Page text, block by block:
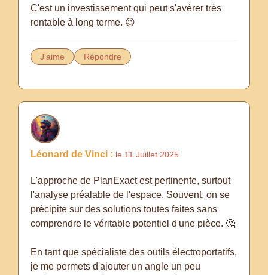
C'est un investissement qui peut s'avérer très
rentable à long terme. 😉
J'aime Répondre
Léonard de Vinci : le 11 Juillet 2025
L'approche de PlanExact est pertinente, surtout
l'analyse préalable de l'espace. Souvent, on se
précipite sur des solutions toutes faites sans
comprendre le véritable potentiel d'une pièce. 🤔
En tant que spécialiste des outils électroportatifs,
je me permets d'ajouter un angle un peu